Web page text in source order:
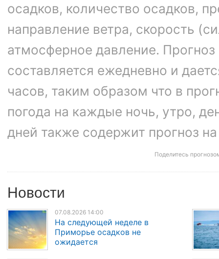
осадков, количество осадков,
направление ветра, скорость
атмосферное давление.
составляется ежедневно и
часов, таким образом что в
погода на каждые ночь, утро,
дней также содержит прогноз
Поделитесь
Новости
07.08.2026 14:00
На следующей неделе в
Приморье осадков не
ожидается